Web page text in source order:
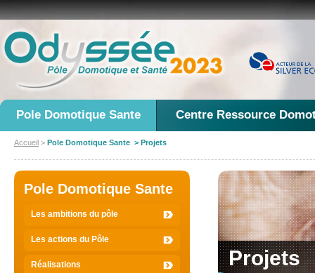
Pole Domotique Sante Centre Ressource
Accueil > Pole Domotique Sante > Projets
Pole Domotique Sante
Les ambitions du pôle
Les actions du Pôle
Réalisations Projets